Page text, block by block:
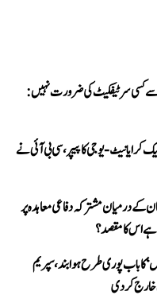
کسی سرٹیفکیٹ کی ضرورت نہیں:
نیٹ-یوجی کا پیپر، سی بی آئی نے
کے درمیان مشترکہ دفاعی معاہدہ پر
ہے اس کا مقصد؟
کا باب پوری طرح ہوا بند، سپریم
کر دی